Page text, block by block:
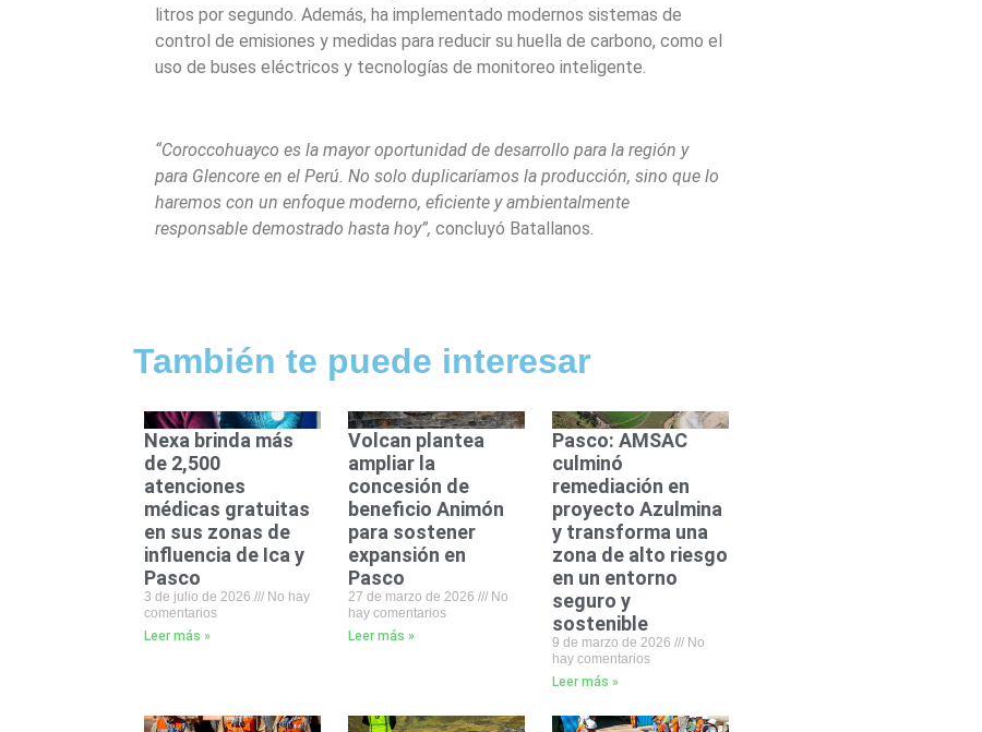
litros por segundo. Además, ha implementado modernos sistemas de
control de emisiones y medidas para reducir su huella de carbono, como el
uso de buses eléctricos y tecnologías de monitoreo inteligente.
“Coroccohuayco es la mayor oportunidad de desarrollo para la región y
para Glencore en el Perú. No solo duplicaríamos la producción, sino que lo
haremos con un enfoque moderno, eficiente y ambientalmente
responsable demostrado hasta hoy”, concluyó Batallanos.
También te puede interesar
Nexa brinda más
de 2,500
atenciones
médicas gratuitas
en sus zonas de
influencia de Ica y
Pasco
3 de julio de 2026
No hay
comentarios
Leer más »
Volcan plantea
ampliar la
concesión de
beneficio Animón
para sostener
expansión en
Pasco
27 de marzo de 2026
No
hay comentarios
Leer más »
Pasco: AMSAC
culminó
remediación en
proyecto Azulmina
y transforma una
zona de alto riesgo
en un entorno
seguro y
sostenible
9 de marzo de 2026
No
hay comentarios
Leer más »